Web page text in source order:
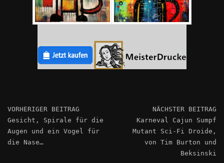
VORHERIGER BEITRAG
Gesicht, Spirale für die
Augen und ein Vogel für
die Nase…
NÄCHSTER BEITRAG
Karneval Cajun Sumpf
Mutant Sci-Fi Droide,
von Tim Burton und
Beksinski